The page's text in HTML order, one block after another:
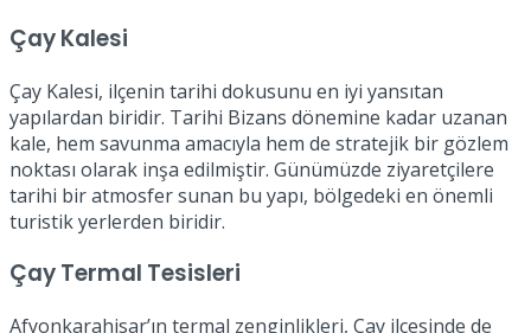
Çay Kalesi
Çay Kalesi, ilçenin tarihi dokusunu en iyi yansıtan
yapılardan biridir. Tarihi Bizans dönemine kadar uzanan
kale, hem savunma amacıyla hem de stratejik bir gözlem
noktası olarak inşa edilmiştir. Günümüzde ziyaretçilere
tarihi bir atmosfer sunan bu yapı, bölgedeki en önemli
turistik yerlerden biridir.
Çay Termal Tesisleri
Afyonkarahisar’ın termal zenginlikleri, Çay ilçesinde de